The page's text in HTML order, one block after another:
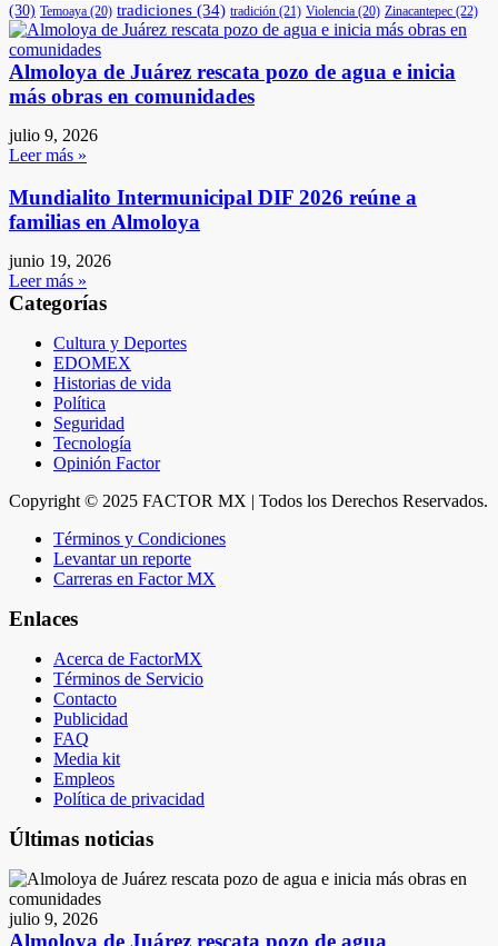
(30) Temoaya (20) tradiciones (34) tradición (21) Violencia (20) Zinacantepec (22)
Almoloya de Juárez rescata pozo de agua e inicia
más obras en comunidades
julio 9, 2026
Leer más »
Mundialito Intermunicipal DIF 2026 reúne a
familias en Almoloya
junio 19, 2026
Leer más »
Categorías
Cultura y Deportes
EDOMEX
Historias de vida
Política
Seguridad
Tecnología
Opinión Factor
Copyright © 2025 FACTOR MX | Todos los Derechos Reservados.
Términos y Condiciones
Levantar un reporte
Carreras en Factor MX
Enlaces
Acerca de FactorMX
Términos de Servicio
Contacto
Publicidad
FAQ
Media kit
Empleos
Política de privacidad
Últimas noticias
julio 9, 2026
Almoloya de Juárez rescata pozo de agua